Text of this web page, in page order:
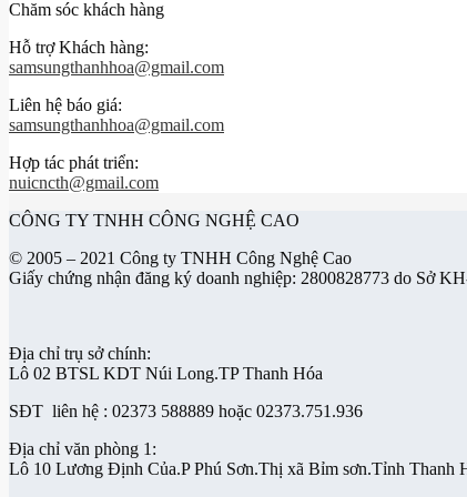
Chăm sóc khách hàng
Hỗ trợ Khách hàng:
samsungthanhhoa@gmail.com
Liên hệ báo giá:
samsungthanhhoa@gmail.com
Hợp tác phát triển:
nuicncth@gmail.com
CÔNG TY TNHH CÔNG NGHỆ CAO
© 2005 – 2021 Công ty TNHH Công Nghệ Cao
Giấy chứng nhận đăng ký doanh nghiệp: 2800828773 do Sở
Địa chỉ trụ sở chính:
Lô 02 BTSL KDT Núi Long.TP Thanh Hóa
SĐT liên hệ : 02373 588889 hoặc 02373.751.936
Địa chỉ văn phòng 1:
Lô 10 Lương Định Của.P Phú Sơn.Thị xã Bỉm sơn.Tỉnh Thanh